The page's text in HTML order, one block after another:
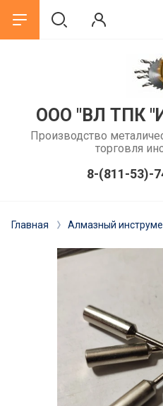
ГОСТы зенкеры
ГОСТы развертки
ГОСТы измерительный
ГОСТы стойки и штативы
Как выбрать сверло по
для обычного сверлильного
Метчики: как выбрать для
Фрезы: какие бывают и как
подобрать фрезу для станка
Что такое оснастка для
и зачем она нужна
ООО "ВЛ ТПК
Производство
торговля
8-(811-53)-
Главная Алмазный